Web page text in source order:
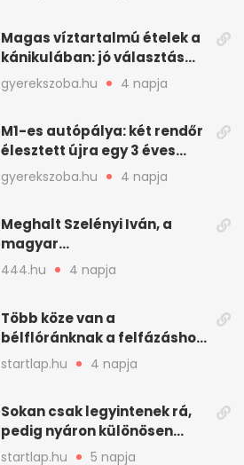
Magas víztartalmú ételek a
kánikulában: jó választás
gyerekeknek
gyerekszoba.hu 4 napja
M1-es autópálya: két rendőr
élesztett újra egy 3 éves
kisfiút
gyerekszoba.hu 4 napja
Meghalt Szelényi Iván, a
magyar
társadalomtudomány
meghatározó alakja
444.hu 4 napja
Több köze van a
bélflóránknak a felfázáshoz,
mint hinnénk – Így védhetjük
nyáron a húgyutakat (x)
startlap.hu 4 napja
Sokan csak legyintenek rá,
pedig nyáron különösen
gyakran jelentkezik ez a
startlap.hu 5 napja